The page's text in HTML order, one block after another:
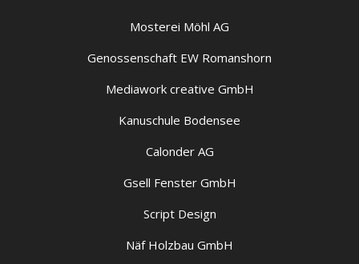
Mosterei Möhl AG
Genossenschaft EW Romanshorn
Mediawork creative GmbH
Kanuschule Bodensee
Calonder AG
Gsell Fenster GmbH
Script Design
Näf Holzbau GmbH